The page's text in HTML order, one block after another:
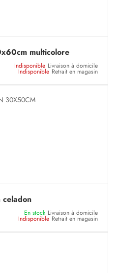
multicolore
Indisponible Livraison à domicile
Indisponible Retrait en magasin
celadon
En stock Livraison à domicile
Indisponible Retrait en magasin